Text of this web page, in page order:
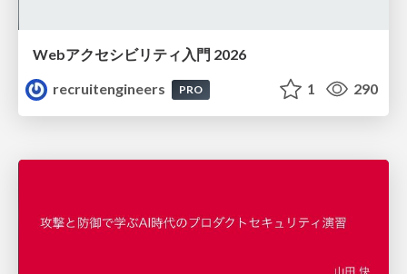
Webアクセシビリティ入門 2026
recruitengineers
PRO 1 290